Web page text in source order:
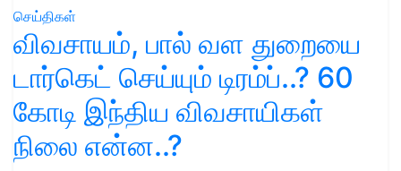
செய்திகள்
விவசாயம், பால் வள துறையை
டார்கெட் செய்யும் டிரம்ப்..? 60
கோடி இந்திய விவசாயிகள்
நிலை என்ன..?